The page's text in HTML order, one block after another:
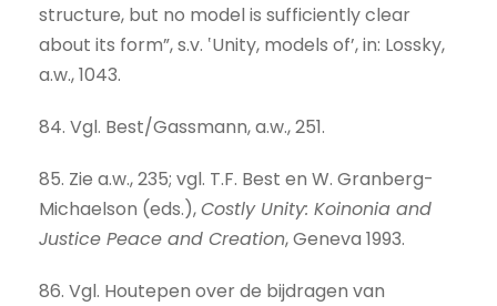
structure, but no model is sufficiently clear
about its form”, s.v. ‛Unity, models of’, in: Lossky,
a.w., 1043.
84. Vgl. Best/Gassmann, a.w., 251.
85. Zie a.w., 235; vgl. T.F. Best en W. Granberg-
Michaelson (eds.),Costly Unity: Koinonia and
Justice Peace and Creation, Geneva 1993.
86. Vgl. Houtepen over de bijdragen van